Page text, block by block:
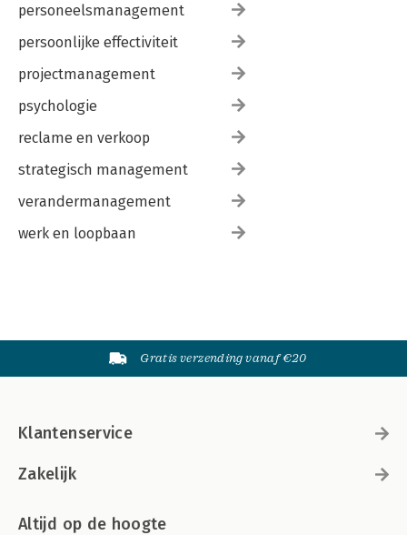
personeelsmanagement
persoonlijke effectiviteit
projectmanagement
psychologie
reclame en verkoop
strategisch management
verandermanagement
werk en loopbaan
Gratis verzending vanaf €20
Klantenservice
Zakelijk
Altijd op de hoogte